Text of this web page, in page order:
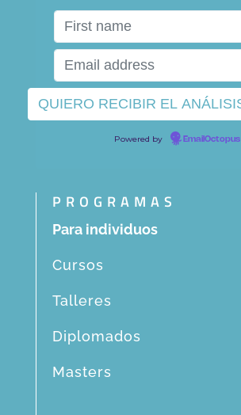
Powered by EmailOctopus
PROGRAMAS
Para individuos
Cursos
Talleres
Diplomados
Masters